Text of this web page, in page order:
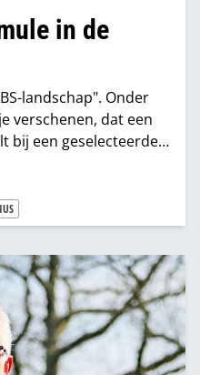
in de
landschap". Onder
verschenen, dat een
bij een geselecteerde